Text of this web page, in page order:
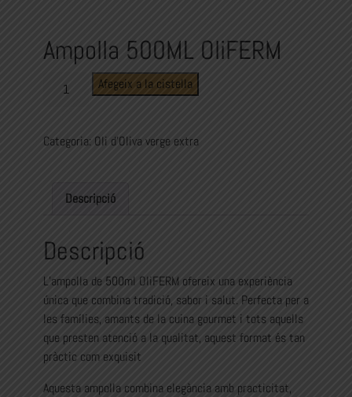
Ampolla 500ML OliFERM
500ML
Afegeix a la cistella
Categoria: Oli d'Oliva verge extra
Descripció
Descripció
L’ampolla de 500ml OliFERM ofereix una experiència
única que combina tradició, sabor i salut. Perfecta per a
les famílies, amants de la cuina gourmet i tots aquells
que presten atenció a la qualitat, aquest format és tan
pràctic com exquisit
Aquesta ampolla combina elegància amb practicitat,